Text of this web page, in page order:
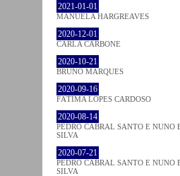
2021-01-01
MANUELA HARGREAVES
2020-12-01
CARLA CARBONE
2020-10-21
BRUNO MARQUES
2020-09-16
FÁTIMA LOPES CARDOSO
2020-08-14
PEDRO CABRAL SANTO E NUNO
SILVA
2020-07-21
PEDRO CABRAL SANTO E NUNO
SILVA